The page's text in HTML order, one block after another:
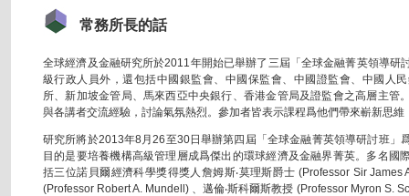
常務所長的話
全球經濟及金融研究所於2011年開始已舉辦了三屆「全球金融菁英領導研
級行政人員外，還包括中國銀監會、中國保監會、中國證監會、中國人
所、新加坡金管局、馬來西亞中央銀行、香港金管局及證監會之高層主管
與各講者交流經驗，討論氣氛熱烈。參加者皆表示課程爲他們帶來嶄新思
研究所將於2013年8月26至30日舉辦第四屆「全球金融菁英領導研討班」
目的是要培養機構高級管理層成爲傑出的環球經濟及金融界菁英。多名國
括三位諾貝爾經濟科學獎得獎人詹姆斯‧莫理斯爵士 (Professor Sir James
(Professor Robert A. Mundell) 、邁倫‧斯科爾斯教授 (Professor Myron S.